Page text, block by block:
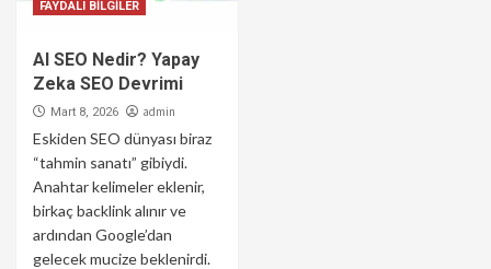
FAYDALI BİLGİLER
AI SEO Nedir? Yapay
Zeka SEO Devrimi
Mart 8, 2026 admin
Eskiden SEO dünyası biraz
“tahmin sanatı” gibiydi.
Anahtar kelimeler eklenir,
birkaç backlink alınır ve
ardından Google’dan
gelecek mucize beklenirdi.